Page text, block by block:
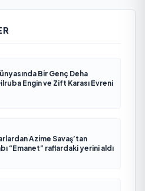
Bir Genç Deha
Engin ve Zift Karası Evreni
Azime Savaş’tan
“Emanet” raflardaki yerini aldı